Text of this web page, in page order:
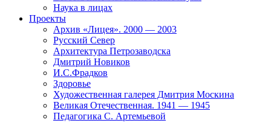
Наука в лицах
Проекты
Архив «Лицея». 2000 — 2003
Русский Север
Архитектура Петрозаводска
Дмитрий Новиков
И.С.Фрадков
Здоровье
Художественная галерея Дмитрия Москина
Великая Отечественная. 1941 — 1945
Педагогика С. Артемьевой